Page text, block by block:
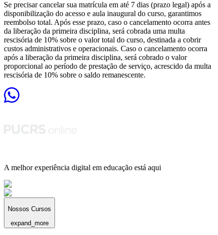
Se precisar cancelar sua matrícula em até 7 dias (prazo legal) após a
disponibilização do acesso e aula inaugural do curso, garantimos
reembolso total. Após esse prazo, caso o cancelamento ocorra antes
da liberação da primeira disciplina, será cobrada uma multa
rescisória de 10% sobre o valor total do curso, destinada a cobrir
custos administrativos e operacionais. Caso o cancelamento ocorra
após a liberação da primeira disciplina, será cobrado o valor
proporcional ao período de prestação de serviço, acrescido da multa
rescisória de 10% sobre o saldo remanescente.
A melhor experiência digital em educação está aqui
Nossos Cursos
expand_more